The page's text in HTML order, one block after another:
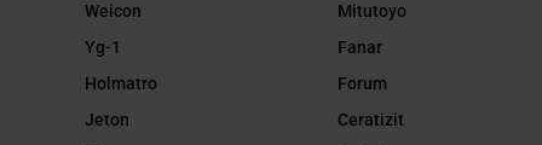
Weicon
Yg-1
Holmatro
Jeton
Mitutoyo
Fanar
Forum
Ceratizit